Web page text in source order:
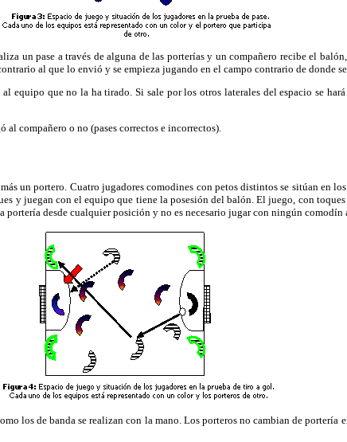
un pase a través de alguna de las porterías y un compañero recibe el
al que lo envió y se empieza jugando en el campo contrario de donde
equipo que no la ha tirado. Si sale por los otros laterales del espacio se
al compañero o no (pases correctos e incorrectos).
un portero. Cuatro jugadores comodines con petos distintos se sitúan en
y juegan con el equipo que tiene la posesión del balón. El juego, con
portería desde cualquier posición y no es necesario jugar con ningún comodín
los de banda se realizan con la mano. Los porteros no cambian de